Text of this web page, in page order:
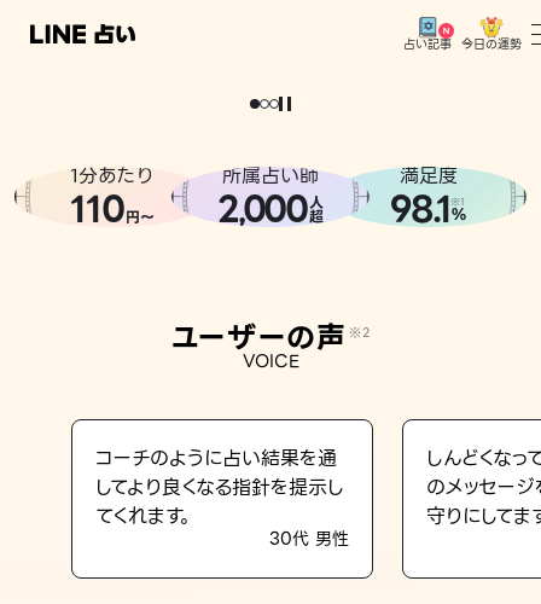
占い記事 今日の運勢
相談事例
LINE占いを開く
どうせなら
。
1分あたり
110円〜
所属占い師
2,000人
超
満足度
98.1※1
%
ユーザーの声 ※2
VOICE
コーチのように占い結果を通
してより良くなる指針を提示し
てくれます。
30代 男性
しんどくなっ
のメッセー
守りにしてま